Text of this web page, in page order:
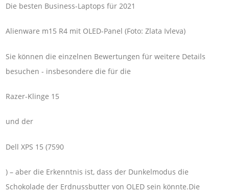
Die besten Business-Laptops für 2021
Alienware m15 R4 mit OLED-Panel (Foto: Zlata Ivleva)
Sie können die einzelnen Bewertungen für weitere Details
besuchen - insbesondere die für die
Razer-Klinge 15
und der
Dell XPS 15 (7590
) – aber die Erkenntnis ist, dass der Dunkelmodus die
Schokolade der Erdnussbutter von OLED sein könnte.Die